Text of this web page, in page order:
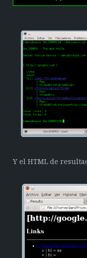
Y el HTML de